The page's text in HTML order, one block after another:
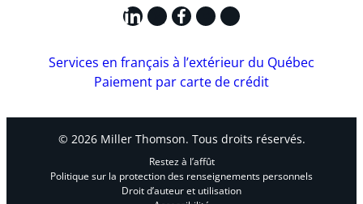
LinkedIn
X Facebook
Instagram
YouTube
Services en français à l’extérieur du Québec
Paiement par carte de crédit
© 2026 Miller Thomson. Tous droits réservés.
Restez à l’affût
Politique sur la protection des renseignements personnels
Droit d’auteur et utilisation